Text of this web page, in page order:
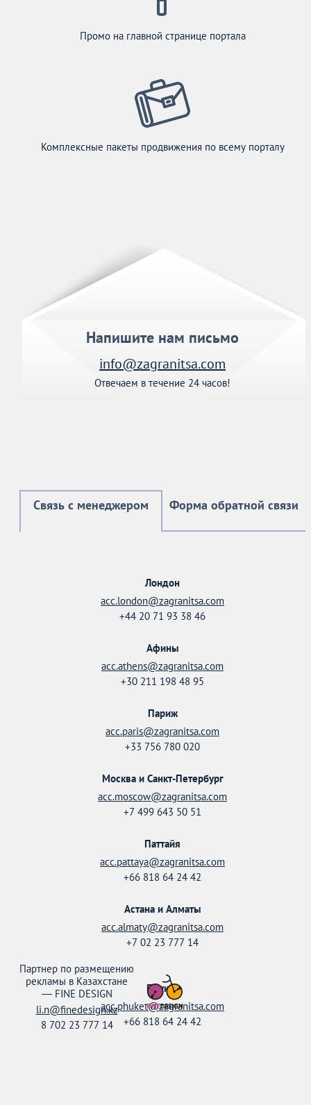
Промо на главной странице портала
Комплексные пакеты продвижения по всему порталу
Напишите нам письмо
info@zagranitsa.com
Отвечаем в течение 24 часов!
Связь с менеджером Форма обратной связи
Лондон
acc.london@zagranitsa.com
+44 20 71 93 38 46
Афины
acc.athens@zagranitsa.com
+30 211 198 48 95
Париж
acc.paris@zagranitsa.com
+33 756 780 020
Москва и Санкт-Петербург
acc.moscow@zagranitsa.com
+7 499 643 50 51
Паттайя
acc.pattaya@zagranitsa.com
+66 818 64 24 42
Астана и Алматы
acc.almaty@zagranitsa.com
+7 02 23 777 14
Партнер по размещению
рекламы в Казахстане
— FINE DESIGN
li.n@finedesign.kz
8 702 23 777 14
Пхукет
acc.phuket@zagranitsa.com
+66 818 64 24 42